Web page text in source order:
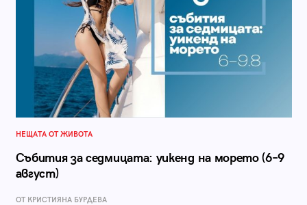
НЕЩАТА ОТ ЖИВОТА
Събития за седмицата: уикенд на морето (6–9
август)
ОТ КРИСТИЯНА БУРДЕВА